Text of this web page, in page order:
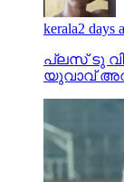
kerala2 days
പ്ലസ് ടു
യുവാവ്